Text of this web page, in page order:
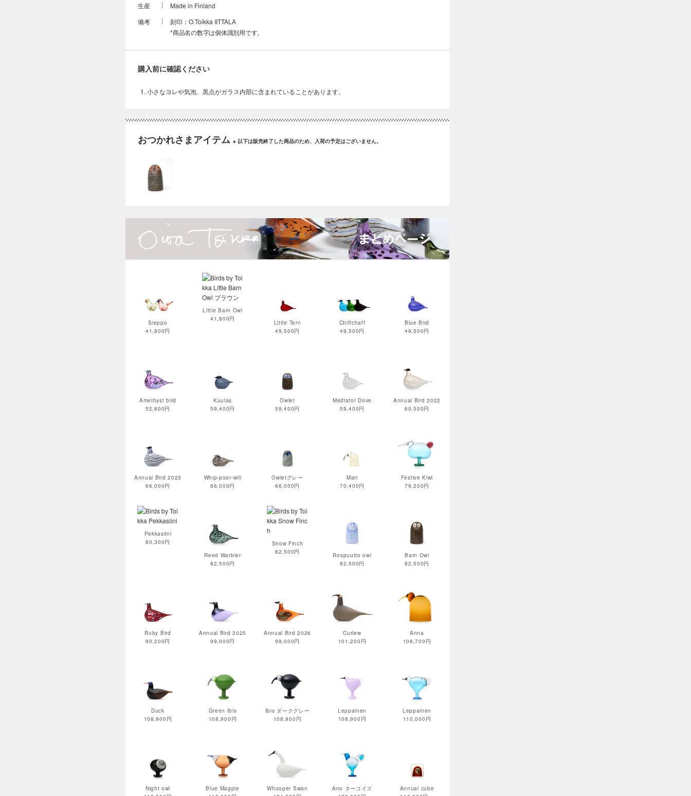
生産
Made in Finland
備考
刻印：O.Toikka IITTALA
*商品名の数字は個体識別用です。
購入前に確認ください
小さなヨレや気泡、黒点がガラス内部に含まれていることがあります。
おつかれさまアイテム ※ 以下は販売終了した商品のため、入荷の予定はございません。
Sieppo
41,800円
Little Barn Owl
41,800円
Little Tern
49,500円
Chiffchaff
49,500円
Blue Bird
49,500円
Amethyst bird
52,800円
Kuulas
59,400円
Owlet
59,400円
Mediator Dove
59,400円
Annual Bird 2022
60,500円
Annual Bird 2023
66,000円
Whip-poor-will
66,000円
Owletグレー
66,000円
Mari
70,400円
Festive Kiwi
79,200円
Pekkasiini
80,300円
Reed Warbler
82,500円
Snow Finch
82,500円
Rospuutto owl
82,500円
Barn Owl
82,500円
Ruby Bird
90,200円
Annual Bird 2025
99,000円
Annual Bird 2026
99,000円
Curlew
101,200円
Anna
106,700円
Duck
108,900円
Green Ibis
108,900円
Ibis ダークグレー
108,900円
Leppainen
108,900円
Leppainen
110,000円
Night owl
Blue Magpie
Whooper Swan
Ano ターコイズ
Annual cube